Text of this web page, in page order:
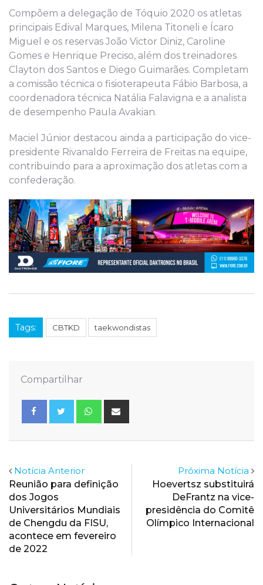
Compõem a delegação de Tóquio 2020 os atletas
principais Edival Marques, Milena Titoneli e Ícaro
Miguel e os reservas João Victor Diniz, Caroline
Gomes e Henrique Preciso, além dos treinadores
Clayton dos Santos e Diego Guimarães. Completam
a comissão técnica o fisioterapeuta Fábio Barbosa, a
coordenadora técnica Natália Falavigna e a analista
de desempenho Paula Avakian.
Maciel Júnior destacou ainda a participação do vice-
presidente Rivanaldo Ferreira de Freitas na equipe,
contribuindo para a aproximação dos atletas com a
confederação.
Tags: CBTKD taekwondistas
Compartilhar
Whatsapp
Notícia Anterior
Reunião para definição
dos Jogos
Universitários Mundiais
de Chengdu da FISU,
acontece em fevereiro
de 2022
Próxima Notícia
Hoevertsz substituirá
DeFrantz na vice-
presidência do Comitê
Olímpico Internacional